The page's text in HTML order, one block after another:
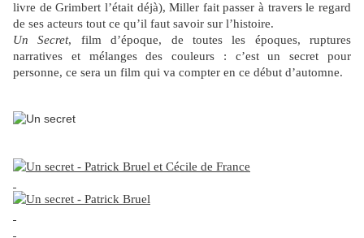
livre de Grimbert l’était déjà), Miller fait passer à travers le regard
de ses acteurs tout ce qu’il faut savoir sur l’histoire.
Un Secret, film d’époque, de toutes les époques, ruptures
narratives et mélanges des couleurs : c’est un secret pour
personne, ce sera un film qui va compter en ce début d’automne.